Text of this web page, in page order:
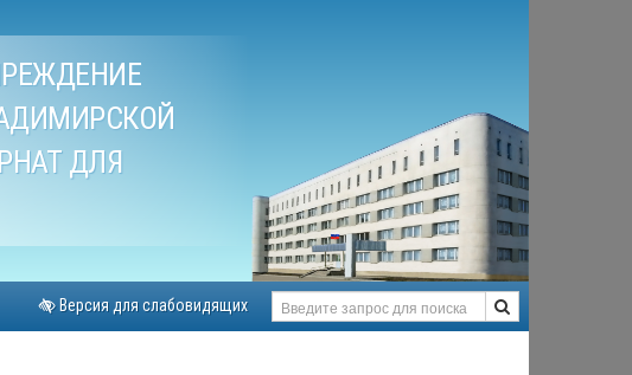
ДЛЯ
Версия для слабовидящих